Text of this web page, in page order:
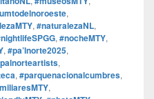
,
, #naturalezaNL,
, #nocheMTY,
, #pa’lnorte2025,
,
, #parquenacionalcumbres,
,